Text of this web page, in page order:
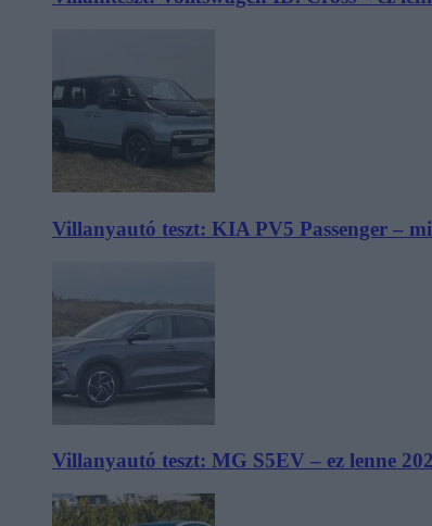
Villanyautó teszt: KIA PV5 Passenger –
Villanyautó teszt: MG S5EV – ez lenne